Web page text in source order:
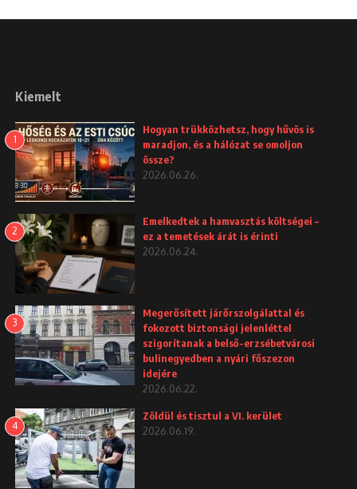
Kiemelt
1
Hogyan trükközhetsz, hogy hűvös is
maradjon, és a hálózat se omoljon
össze?
2026.06.26.
2
Emelkedtek a hamvasztás költségei –
ez a temetések árát is érinti
2026.06.24.
3
Megerősített járőrszolgálattal és
fokozott biztonsági jelenléttel
szigorítanak a belső-erzsébetvárosi
bulinegyedben a nyári főszezon
idejére
2026.06.22.
4
Zöldül és tisztul a VI. kerület
2026.06.19.